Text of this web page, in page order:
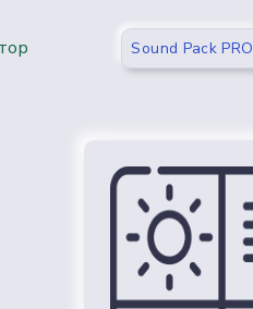
Sound Pack PRO